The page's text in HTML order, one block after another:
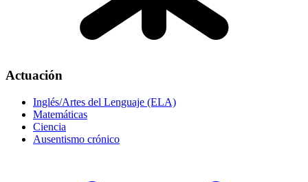
Actuación
Inglés/Artes del Lenguaje (ELA)
Matemáticas
Ciencia
Ausentismo crónico